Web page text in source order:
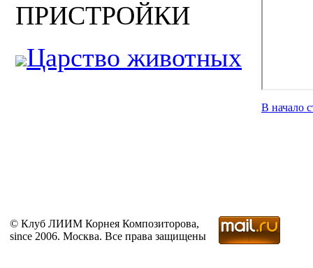
ПРИСТРОЙКИ
Царство животных
В начало
© Клуб ЛИИМ Корнея Композиторова,
since 2006. Москва. Все права защищены